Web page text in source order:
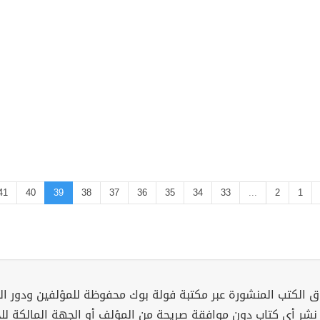
1
2
...
33
34
35
36
37
38
39
40
الكتب المنشورة عبر مكتبة فولة بوك محفوظة للمؤلفين ودور
نشر أي كتاب دون موافقة صريحة من المؤلف أو الجهة المالكة